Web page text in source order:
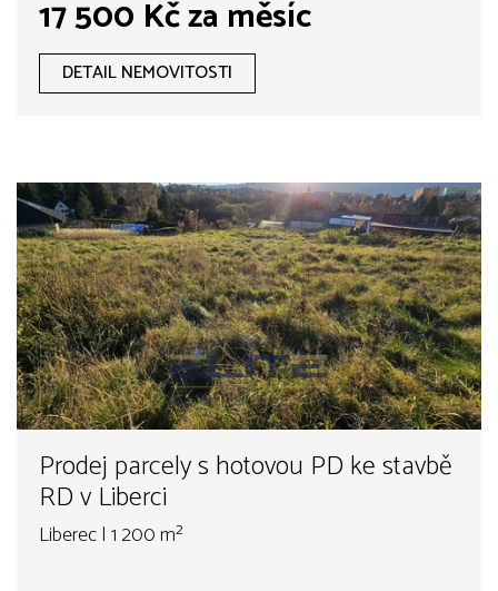
17 500 Kč za měsíc
DETAIL NEMOVITOSTI
Prodej parcely s hotovou PD ke stavbě
RD v Liberci
Liberec | 1 200 m²